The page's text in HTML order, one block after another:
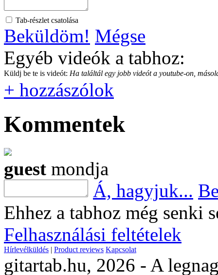
Tab-részlet csatolása
Beküldöm! Mégse
Egyéb videók a tabhoz:
Küldj be te is videót: Ha találtál egy jobb videót a youtube-on,
+ hozzászólok
Kommentek
guest mondja
Á, hagyjuk...
Ehhez a tabhoz még senki
Felhasználási feltételek
Hírlevélküldés | Product reviews Kapcsolat
gitartab.hu, 2026 - A